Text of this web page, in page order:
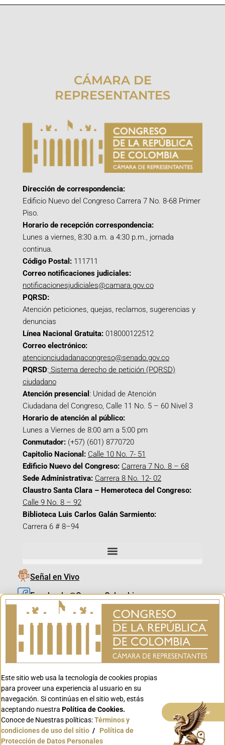
CÁMARA DE
REPRESENTANTES
Dirección de correspondencia:
Edificio Nuevo del Congreso Carrera 7 No. 8-68 Primer
Piso.
Horario de recepción correspondencia:
Lunes a viernes, 8:30 a.m. a 4:30 p.m., jornada
continua.
Código Postal: 111711
Correo notificaciones judiciales:
notificacionesjudiciales@camara.gov.co
PQRSD:
Atención peticiones, quejas, reclamos, sugerencias y
denuncias
Línea Nacional Gratuita: 018000122512
Correo electrónico:
atencionciudadanacongreso@senado.gov.co
PQRSD: Sistema derecho de petición (PQRSD)
ciudadano
Atención presencial : Unidad de Atención
Ciudadana del Congreso, Calle 11 No. 5 – 60 Nivel 3
Horario de atención al público:
Lunes a Viernes de 8:00 am a 5:00 pm
Conmutador: (+57) (601) 8770720
Capitolio Nacional: Calle 10 No. 7- 51
Edificio Nuevo del Congreso: Carrera 7 No. 8 – 68
Sede Administrativa: Carrera 8 No. 12- 02
Claustro Santa Clara – Hemeroteca del Congreso:
Calle 9 No. 8 – 92
Biblioteca Luis Carlos Galán Sarmiento:
Carrera 6 # 8–94
Señal en Vivo
Facebook_@CamaraColombia
Instagram_@CamaraColombia
X_@CamaraColombia
Youtube_@CamaraColombia
Youtube_@CanalCongreso
Conoce GOV.CO
Este sitio web usa la tecnología de cookies propias
para proveer una experiencia al usuario en su
navegación. Si continúas en el sitio web, estás
aceptando nuestra Política de Cookies.
Conoce de Nuestras políticas:Términos y
condiciones de uso del sitio / Política de
Protección de Datos Personales
Aceptar